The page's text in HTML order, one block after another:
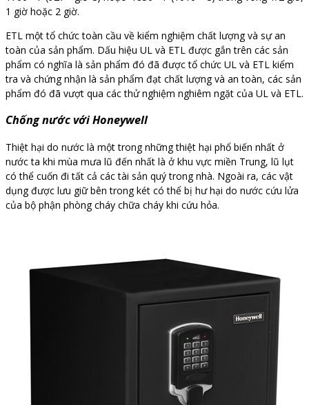
1 giờ hoặc 2 giờ.
ETL một tổ chức toàn cầu về kiểm nghiệm chất lượng và sự an
toàn của sản phẩm. Dấu hiệu UL và ETL được gắn trên các sản
phẩm có nghĩa là sản phẩm đó đã được tổ chức UL và ETL kiểm
tra và chứng nhận là sản phẩm đạt chất lượng và an toàn, các sản
phẩm đó đã vượt qua các thử nghiệm nghiêm ngặt của UL và ETL.
Chống nước với Honeywell
Thiệt hại do nước là một trong những thiệt hại phổ biến nhất ở
nước ta khi mùa mưa lũ đến nhất là ở khu vực miền Trung, lũ lụt
có thể cuốn đi tất cả các tài sản quý trong nhà. Ngoài ra, các vật
dụng được lưu giữ bên trong két có thể bị hư hại do nước cứu lửa
của bộ phận phòng cháy chữa cháy khi cứu hỏa.